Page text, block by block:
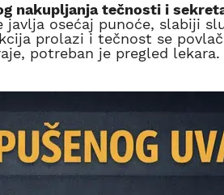
nakupljanja tečnosti i
osećaj punoće, slabiji
prolazi i tečnost se
potreban je pregled lekara.